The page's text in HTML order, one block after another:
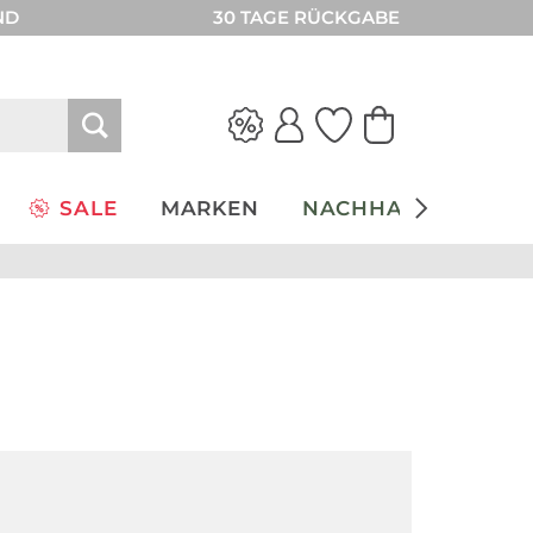
30 TAGE RÜCKGABE
SALE MARKEN NACHHALTIGKEIT